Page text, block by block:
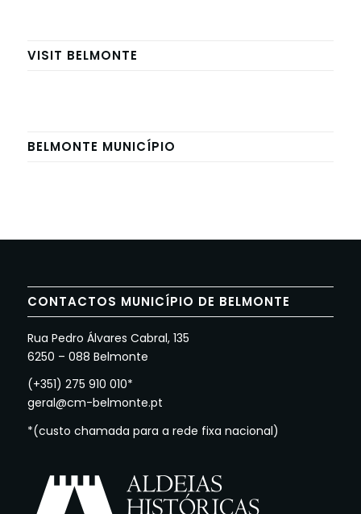
VISIT BELMONTE
BELMONTE MUNICÍPIO
CONTACTOS MUNICÍPIO DE BELMONTE
Rua Pedro Álvares Cabral, 135
6250 – 088 Belmonte
(+351) 275 910 010*
geral@cm-belmonte.pt
*(custo chamada para a rede fixa nacional)